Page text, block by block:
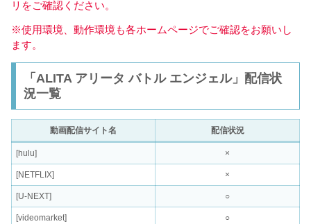
リをご確認ください。
※使用環境、動作環境も各ホームページでご確認をお願いし
ます。
「ALITA アリータ バトル エンジェル」配信状
況一覧
動画配信サイト名 配信状況
[hulu] ×
[NETFLIX] ×
[U-NEXT] ○
[videomarket] ○